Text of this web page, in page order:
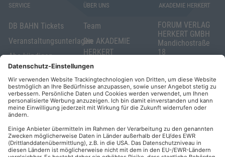
SERVICE
DB BAHN Tickets
Veranstaltungsunterlagen
Abo kündigen
Widerrufsrecht
für Verbraucher
Elektronischer
Geschäftsverkehr
ÜBER UNS
Team
Die AKADEMIE
HERKERT
FORUM VERLAG
HERKERT
Kontakt
AKADEMIE HERKERT
FORUM VERLAG
HERKERT GMBH
Mandichostraße
18
Telefon: +49
(0)8233 381-123
Telefax: +49
(0)8233 381-222
E-Mail:
herkert.de
Zahlung per
Rechnung